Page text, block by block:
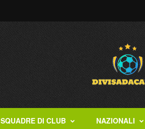
SQUADRE DI CLUB NAZIONALI